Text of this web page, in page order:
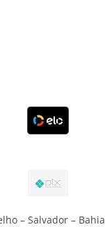
– Salvador – Bahia